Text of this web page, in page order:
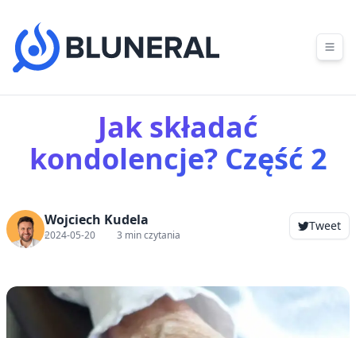
Jak składać
kondolencje? Część 2
Wojciech Kudela
2024-05-20 3 min czytania
Tweet